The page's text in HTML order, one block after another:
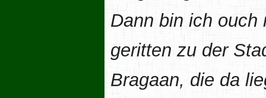
Dann bin ich ouch
geritten zu der
Bragaan, die da